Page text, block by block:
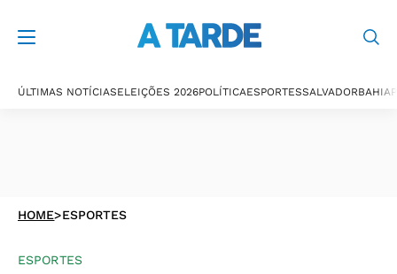
ÚLTIMAS NOTÍCIASELEIÇÕES 2026POLÍTICAESPORTESSALVADORBAHIA
HOME>ESPORTES
ESPORTES